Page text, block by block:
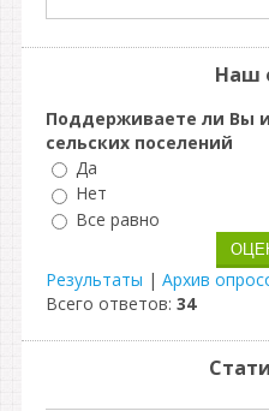
Наш
Поддерживаете ли Вы
сельских поселений
Да
Нет
Все равно
Результаты | Архив
Всего ответов: 34